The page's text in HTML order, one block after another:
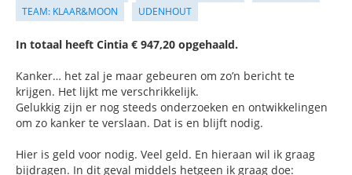
TEAM: KLAAR&MOON
UDENHOUT
In totaal heeft Cintia € 947,20 opgehaald.
Kanker… het zal je maar gebeuren om zo’n bericht te
krijgen. Het lijkt me verschrikkelijk.
Gelukkig zijn er nog steeds onderzoeken en ontwikkelingen
om zo kanker te verslaan. Dat is en blijft nodig.
Hier is geld voor nodig. Veel geld. En hieraan wil ik graag
bijdragen. In dit geval middels hetgeen ik graag doe: